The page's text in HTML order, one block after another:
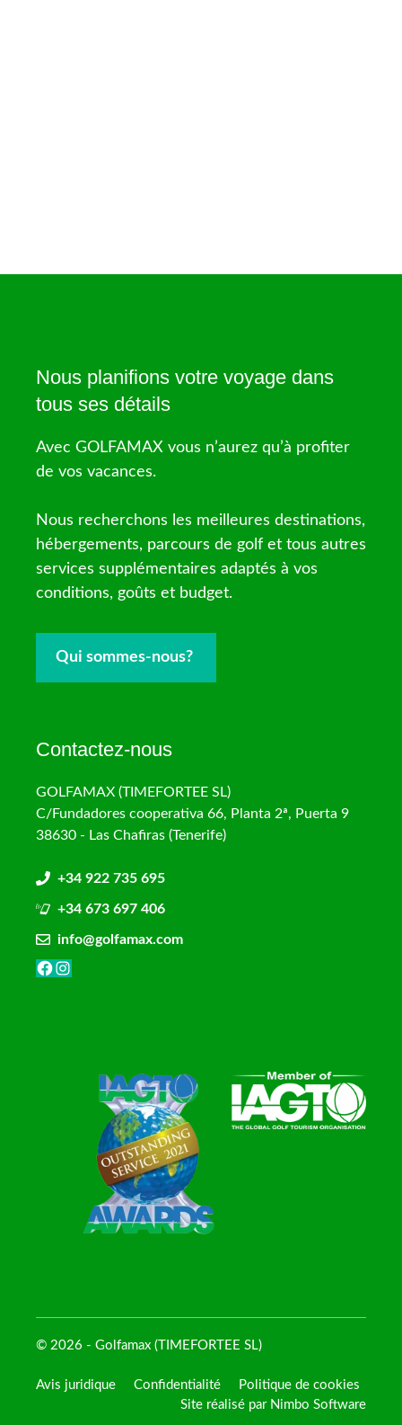
Nous planifions votre voyage dans
tous ses détails
Avec GOLFAMAX vous n’aurez qu’à profiter
de vos vacances.
Nous recherchons les meilleures destinations,
hébergements, parcours de golf et tous autres
services supplémentaires adaptés à vos
conditions, goûts et budget.
Qui sommes-nous?
Contactez-nous
GOLFAMAX (TIMEFORTEE SL)
C/Fundadores cooperativa 66, Planta 2ª, Puerta 9
38630 - Las Chafiras (Tenerife)
+34 922 735 695
+34 673 697 406
info@golfamax.com
Facebook
Instagram
© 2026 - Golfamax (TIMEFORTEE SL)
Avis juridique Confidentialité
Politique de cookies
Site réalisé par Nimbo Software